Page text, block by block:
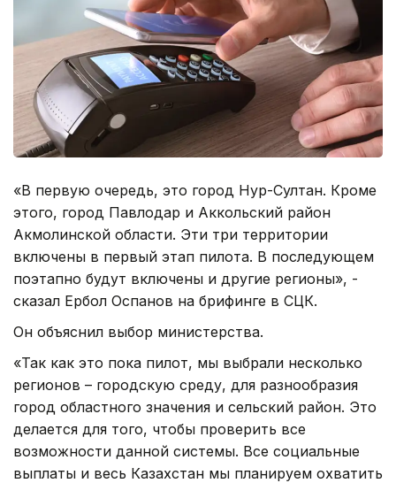
«В первую очередь, это город Нур-Султан. Кроме
этого, город Павлодар и Аккольский район
Акмолинской области. Эти три территории
включены в первый этап пилота. В последующем
поэтапно будут включены и другие регионы», -
сказал Ербол Оспанов на брифинге в СЦК.
Он объяснил выбор министерства.
«Так как это пока пилот, мы выбрали несколько
регионов – городскую среду, для разнообразия
город областного значения и сельский район. Это
делается для того, чтобы проверить все
возможности данной системы. Все социальные
выплаты и весь Казахстан мы планируем охватить